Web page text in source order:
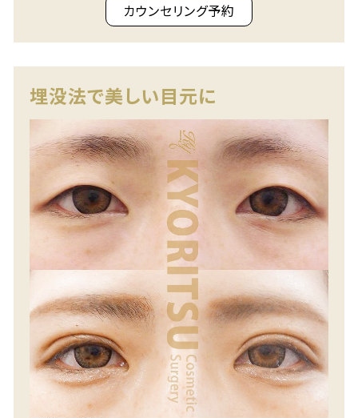
カウンセリング予約
埋没法で美しい目元に